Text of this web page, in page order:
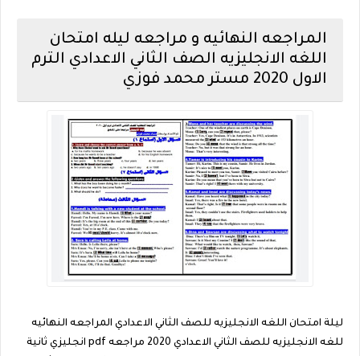
المراجعه النهائيه و مراجعه ليله امتحان
اللغه الانجليزيه الصف الثاني الاعدادي الترم
الاول 2020 مستر محمد فوزي
ليلة امتحان اللغه الانجليزيه للصف الثاني الاعدادي المراجعه النهائيه
للغه الانجليزيه للصف الثاني الاعدادي 2020 مراجعه pdf انجليزي ثانية